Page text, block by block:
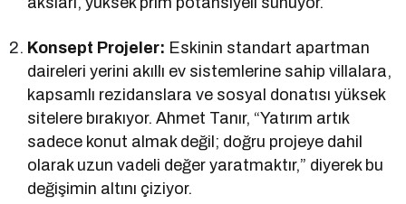
Konsept Projeler: Eskinin standart apartman
daireleri yerini akıllı ev sistemlerine sahip villalara,
kapsamlı rezidanslara ve sosyal donatısı yüksek
sitelere bırakıyor. Ahmet Tanır, “Yatırım artık
sadece konut almak değil; doğru projeye dahil
olarak uzun vadeli değer yaratmaktır,” diyerek bu
değişimin altını çiziyor.